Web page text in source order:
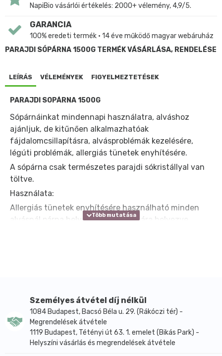
NapiBio vásárlói értékelés: 2000+ vélemény, 4,9/5.
GARANCIA
100% eredeti termék • 14 éve működő magyar webáruház
PARAJDI SÓPÁRNA 1500G TERMÉK VÁSÁRLÁSA, RENDELÉSE
LEÍRÁS VÉLEMÉNYEK FIGYELMEZTETÉSEK
PARAJDI SÓPÁRNA 1500G
Sópárnáinkat mindennapi használatra, alváshoz
ajánljuk, de kitűnően alkalmazhatóak
fájdalomcsillapításra, alvásproblémák kezelésére,
légúti problémák, allergiás tünetek enyhítésére.
A sópárna csak természetes parajdi sókristállyal van
töltve.
Használata:
Allergiás tünetek enyhítésére használható minden
alvásnál párna helyett, vagy a párnára helyezve.
A sópárna melegítése:
Tegyük a sópárnát 10-12 percre 50-60°C-os sütőbe,
majd helyezzük a kezelendő testrészre kb. 20 percre.
Érdemes hőálló tálra helyezve melegíteni a párnát,
Személyes átvétel díj nélkül
1084 Budapest, Bacsó Béla u. 29. (Rákóczi tér) -
Megrendelések átvétele
1119 Budapest, Tétényi út 63. 1. emelet (Bikás Park) -
Helyszíni vásárlás és megrendelések átvétele